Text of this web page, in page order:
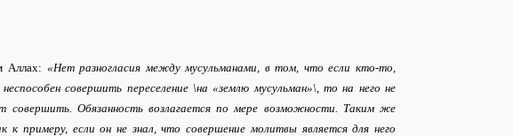
Аллах: «Нет разногласия между мусульманами, в том, что если кто-то,
совершить переселение \на «землю мусульман»\, то на него не
Обязанность возлагается по мере возможности. Таким же
примеру, если он не знал, что совершение молитвы является для него